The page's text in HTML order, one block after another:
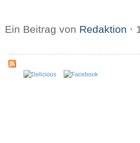
Ein Beitrag von Redaktion ⋅